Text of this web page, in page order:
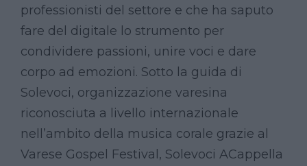
professionisti del settore e che ha saputo
fare del digitale lo strumento per
condividere passioni, unire voci e dare
corpo ad emozioni. Sotto la guida di
Solevoci, organizzazione varesina
riconosciuta a livello internazionale
nell’ambito della musica corale grazie al
Varese Gospel Festival, Solevoci ACappella